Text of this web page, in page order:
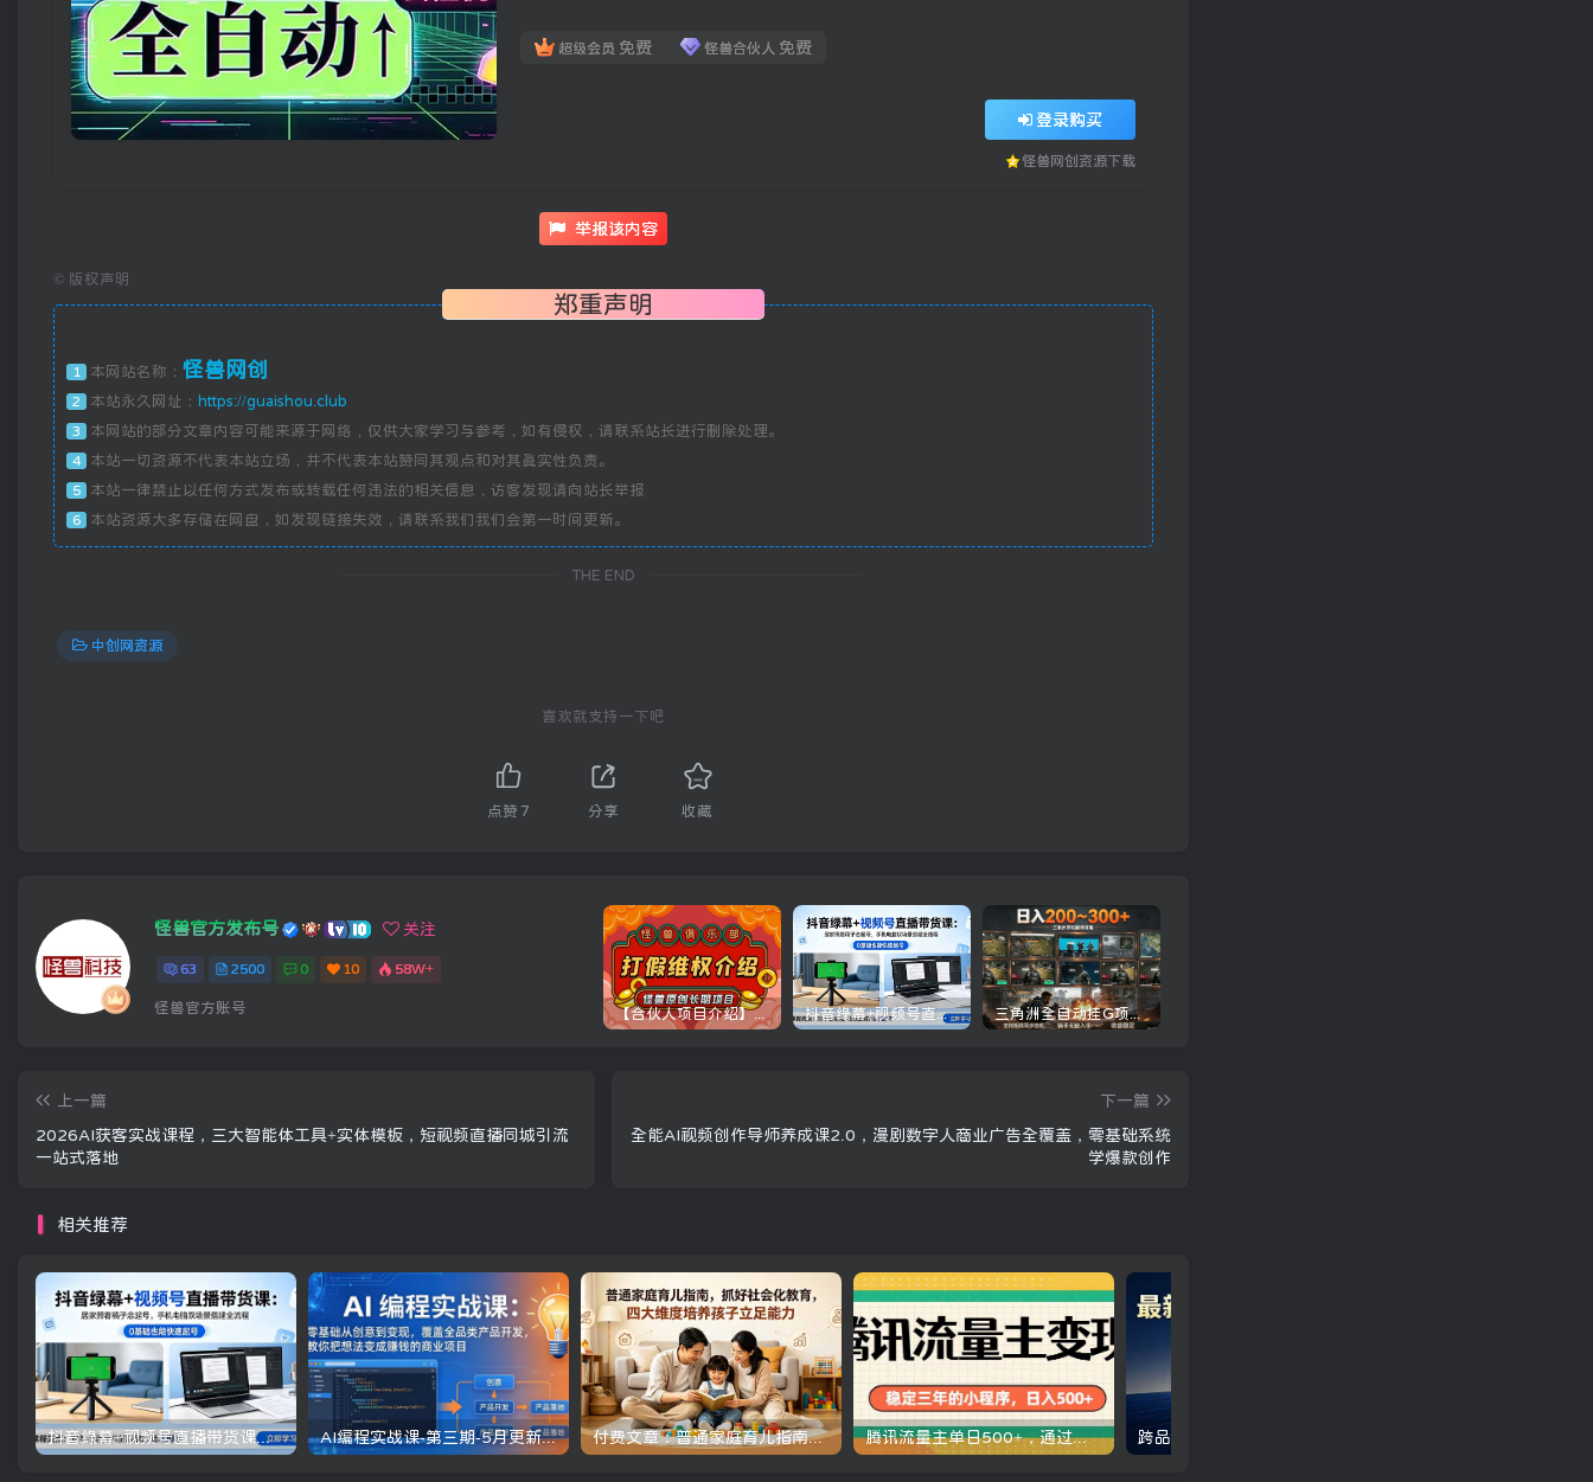
超级会员 免费 怪兽合伙人 免费
登录购买
怪兽网创资源下载
举报该内容
© 版权声明
郑重声明
1 本网站名称： 怪兽网创
2 本站永久网址： https://guaishou.club
3 本网站的部分文章内容可能来源于网络，仅供大家学习与参考，如有侵权，请联系站长进行删除处理。
4 本站一切资源不代表本站立场，并不代表本站赞同其观点和对其真实性负责。
5 本站一律禁止以任何方式发布或转载任何违法的相关信息，访客发现请向站长举报
6 本站资源大多存储在网盘，如发现链接失效，请联系我们我们会第一时间更新。
THE END
中创网资源
喜欢就支持一下吧
点赞 7 分享 收藏
怪兽官方发布号 关注
63 2500 0 10 58W+
怪兽官方账号 【合伙人项目介绍】打假维权项目介绍 抖音绿幕+视频号直播带货课：居家照着稿子念起号，手机电脑双场景搭建全流程 三角洲全自动挂G项目，一台电脑即可操作，防封稳账号，日收益300+，收益全程包回收，省心稳賺【揭秘】
上一篇
2026AI获客实战课程，三大智能体工具+实体模板，短视频直播同城引流
一站式落地
下一篇
全能AI视频创作导师养成课2.0，漫剧数字人商业广告全覆盖，零基础系统
学爆款创作
相关推荐
抖音绿幕+视频号直播带货课：居家照着稿子念起号，手机电脑双场景搭建全流程 AI编程实战课-第三期-5月更新：零基础从创意到变现，覆盖全品类产品开发，把想法变成赚钱项目 付费文章：普通家庭育儿指南，抓好社会化教育，四大维度培养孩子立足能力 腾讯流量主单日500+，通过搭建实用工具类小程序，达到稳定躺赚腾讯广告收益